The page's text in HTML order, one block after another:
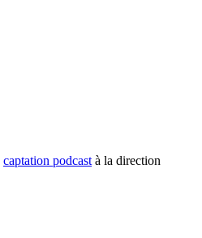
captation podcast à la direction